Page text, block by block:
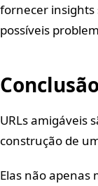
fornecer insights
possíveis
Conclusão
URLs amigáveis
construção de
Elas não apenas